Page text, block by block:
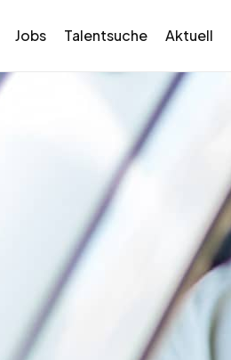
Jobs Talentsuche Aktuell